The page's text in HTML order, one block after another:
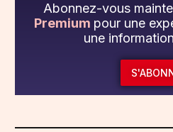
Abonnez-vous
Premium pour une
une